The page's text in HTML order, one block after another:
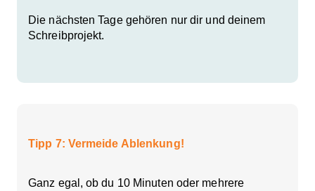
Die nächsten Tage gehören nur dir und deinem
Schreibprojekt.
Tipp 7: Vermeide Ablenkung!
Ganz egal, ob du 10 Minuten oder mehrere